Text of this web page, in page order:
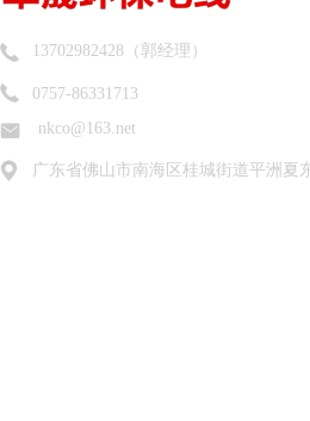
13702982428（郭经理）
nkco@163.net
广东省佛山市南海区桂城街道平洲夏
0757-86331713